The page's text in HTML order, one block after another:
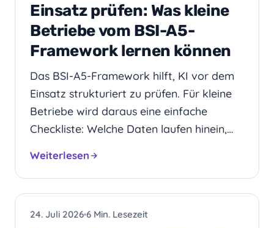
Einsatz prüfen: Was kleine
Betriebe vom BSI-A5-
Framework lernen können
Das BSI-A5-Framework hilft, KI vor dem
Einsatz strukturiert zu prüfen. Für kleine
Betriebe wird daraus eine einfache
Checkliste: Welche Daten laufen hinein,…
Weiterlesen
WEBDESIGN
24. Juli 2026 6 Min. Lesezeit